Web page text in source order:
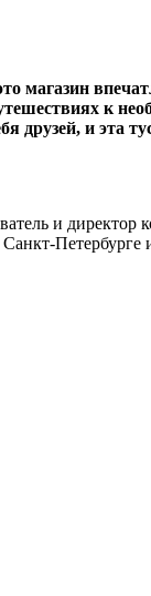
магазин
к
друзей, и
и директор
Санкт-